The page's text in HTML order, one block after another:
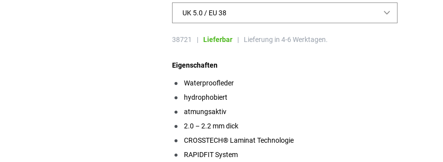
UK 5.0 / EU 38
38721 | Lieferbar | Lieferung in 4-6 Werktagen.
Eigenschaften
Waterproofleder
hydrophobiert
atmungsaktiv
2.0 – 2.2 mm dick
CROSSTECH® Laminat Technologie
RAPIDFIT System